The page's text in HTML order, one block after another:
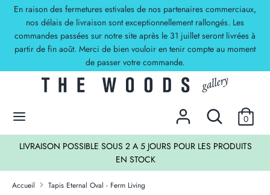
Passer
contenu
En raison des fermetures estivales de nos partenaires commerciaux,
nos délais de livraison sont exceptionnellement rallongés. Les
commandes passées sur notre site après le 31 juillet seront livrées à
partir de fin août. Merci de bien vouloir en tenir compte au moment
de passer votre commande.
Recherche
la
0
Devise
EUR €
dans
LIVRAISON POSSIBLE SOUS 2 A 5 JOURS POUR LES PRODUITS
EN STOCK
Accueil Tapis Eternal Oval - Ferm Living